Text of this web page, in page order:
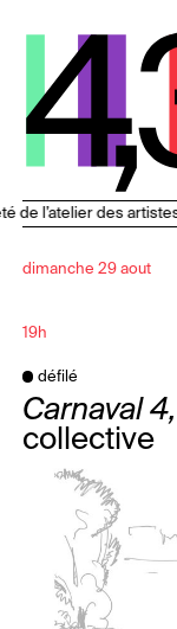
de l’atelier des
dimanche 29 aout
19h
défilé
Carnaval
collective